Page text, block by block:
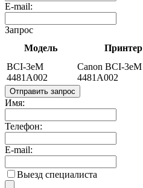
E-mail:
Запрос
Модель
Принтер
BCI-3eM
4481A002
Canon BCI-3eM
4481A002
Отправить запрос
Имя:
Телефон:
E-mail:
Выезд специалиста